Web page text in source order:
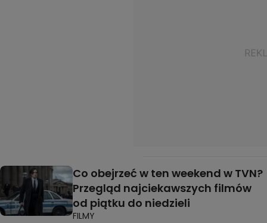
Co obejrzeć w ten weekend w TVN?
Przegląd najciekawszych filmów
od piątku do niedzieli
FILMY